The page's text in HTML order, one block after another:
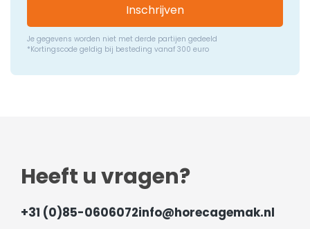
Inschrijven
Je gegevens worden niet met derde partijen gedeeld
*Kortingscode geldig bij besteding vanaf 300 euro
Heeft u vragen?
+31 (0)85-0606072info@horecagemak.nl